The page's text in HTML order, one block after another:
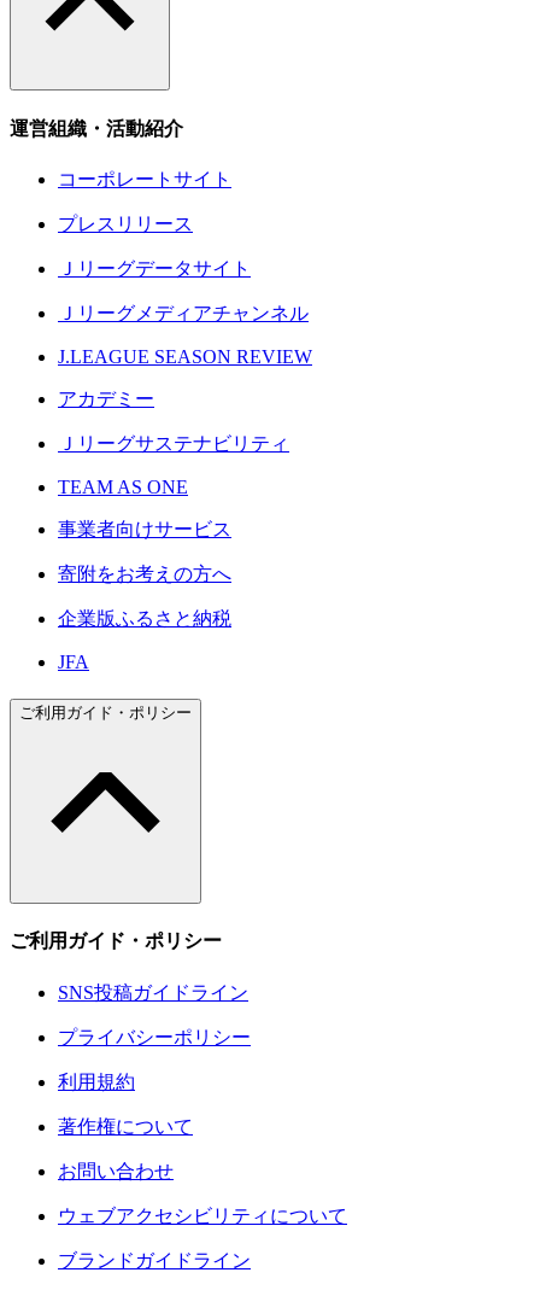
運営組織・活動紹介
コーポレートサイト
プレスリリース
Ｊリーグデータサイト
Ｊリーグメディアチャンネル
J.LEAGUE SEASON REVIEW
アカデミー
Ｊリーグサステナビリティ
TEAM AS ONE
事業者向けサービス
寄附をお考えの方へ
企業版ふるさと納税
JFA
ご利用ガイド・ポリシー
ご利用ガイド・ポリシー
SNS投稿ガイドライン
プライバシーポリシー
利用規約
著作権について
お問い合わせ
ウェブアクセシビリティについて
ブランドガイドライン